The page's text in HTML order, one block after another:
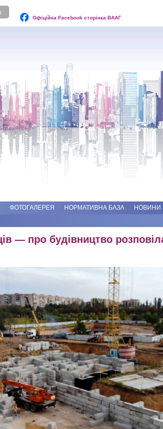
Офіційна Facebook сторінка ВААГ
ФОТОГАЛЕРЕЯ НОРМАТИВНА БАЗА НОВИНИ
— про будівництво